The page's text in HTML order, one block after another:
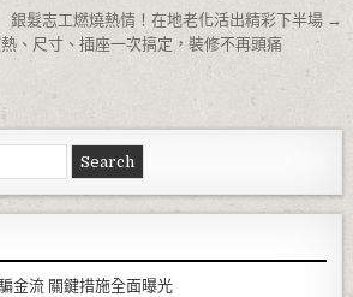
銀髮志工燃燒熱情！在地老化活出精彩下半場 →
、尺寸、插座一次搞定，裝修不再頭痛
金流 關鍵措施全面曝光